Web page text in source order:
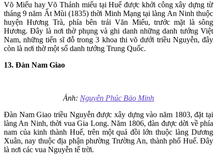
Võ Miếu hay Võ Thánh miếu tại Huế được khởi công xây dựng từ
tháng 9 năm Ất Mùi (1835) thời Minh Mạng tại làng An Ninh thuộc
huyện Hương Trà, phía bên trái Văn Miếu, trước mặt là sông
Hương. Đây là nơi thờ phụng và ghi danh những danh tướng Việt
Nam, những tiến sĩ đỗ trong 3 khoa thi võ dưới triều Nguyễn, đây
còn là nơi thờ một số danh tướng Trung Quốc.
13. Đàn Nam Giao
Ảnh: Nguyễn Phúc Bảo Minh
Đàn Nam Giao triều Nguyễn được xây dựng vào năm 1803, đặt tại
làng An Ninh, thời vua Gia Long. Năm 1806, đàn được dời về phía
nam của kinh thành Huế, trên một quả đồi lớn thuộc làng Dương
Xuân, nay thuộc địa phận phường Trường An, thành phố Huế. Đây
là nơi các vua Nguyễn tế trời.